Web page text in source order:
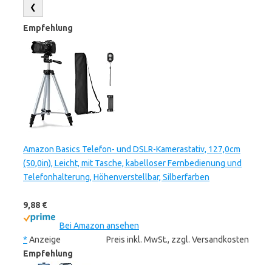
❮
Empfehlung
Amazon Basics Telefon- und DSLR-Kamerastativ, 127,0cm
(50,0in), Leicht, mit Tasche, kabelloser Fernbedienung und
Telefonhalterung, Höhenverstellbar, Silberfarben
9,88 €
Bei Amazon ansehen
* Anzeige
Preis inkl. MwSt., zzgl. Versandkosten
Empfehlung